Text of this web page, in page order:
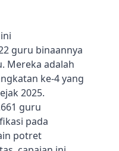
guru binaannya
Mereka adalah
ke-4 yang
2025.
guru
pada
potret